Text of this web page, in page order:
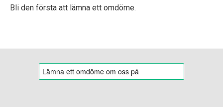
Bli den första att lämna ett omdöme.